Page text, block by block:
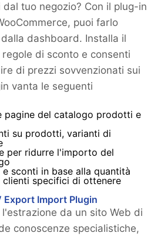
tuo negozio? Con il plug-in
puoi farlo
dashboard. Installa il
di sconto e consenti
di prezzi sovvenzionati sui
vanta le seguenti
pagine del catalogo prodotti e
su prodotti, varianti di
per ridurre l'importo del
sconti in base alla quantità
clienti specifici di ottenere
Export Import Plugin
da un sito Web di
conoscenze specialistiche,